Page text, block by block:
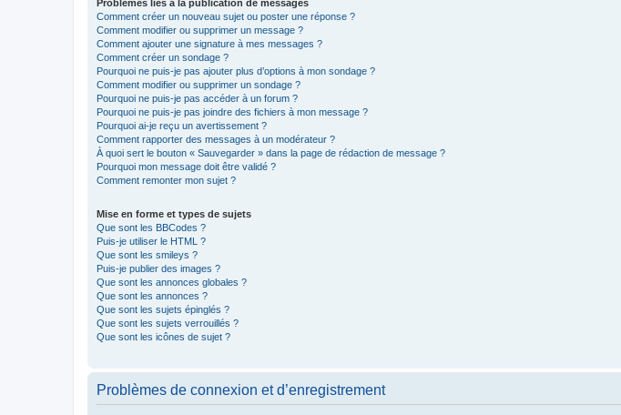
Problèmes liés à la publication de messages
Comment créer un nouveau sujet ou poster une réponse ?
Comment modifier ou supprimer un message ?
Comment ajouter une signature à mes messages ?
Comment créer un sondage ?
Pourquoi ne puis-je pas ajouter plus d’options à mon sondage ?
Comment modifier ou supprimer un sondage ?
Pourquoi ne puis-je pas accéder à un forum ?
Pourquoi ne puis-je pas joindre des fichiers à mon message ?
Pourquoi ai-je reçu un avertissement ?
Comment rapporter des messages à un modérateur ?
À quoi sert le bouton « Sauvegarder » dans la page de rédaction de message ?
Pourquoi mon message doit être validé ?
Comment remonter mon sujet ?
Mise en forme et types de sujets
Que sont les BBCodes ?
Puis-je utiliser le HTML ?
Que sont les smileys ?
Puis-je publier des images ?
Que sont les annonces globales ?
Que sont les annonces ?
Que sont les sujets épinglés ?
Que sont les sujets verrouillés ?
Que sont les icônes de sujet ?
Problèmes de connexion et d’enregistrement